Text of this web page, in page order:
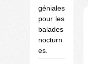
géniales
pour les
balades
nocturn
es.